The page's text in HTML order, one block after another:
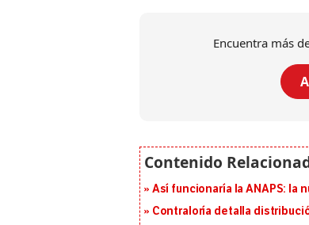
Encuentra más
Así funcionaría la ANAPS: la
Contraloría detalla